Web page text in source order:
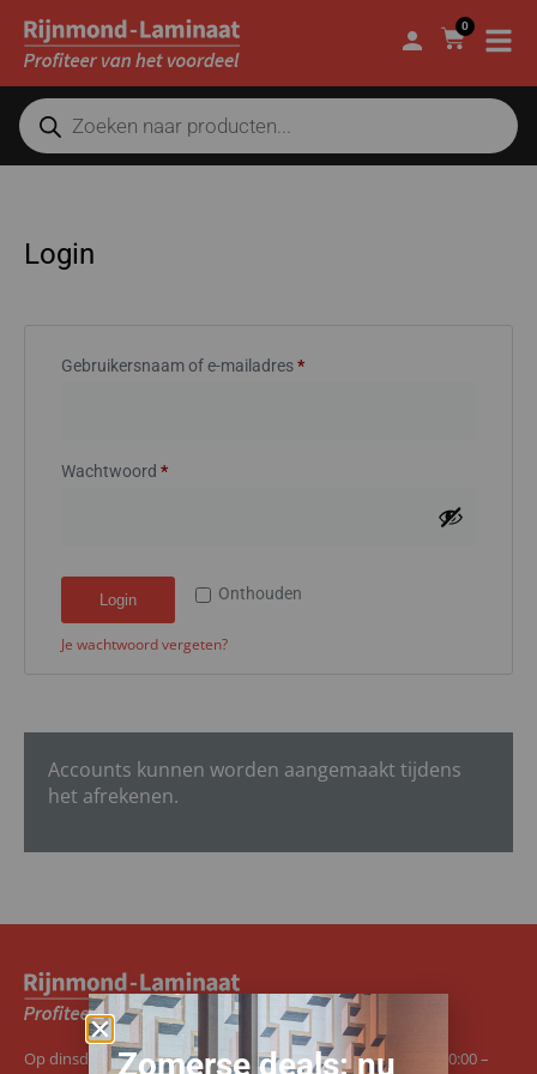
0
Login
Gebruikersnaam of e-mailadres*
Wachtwoord *
Onthouden
Login
Je wachtwoord vergeten?
Accounts kunnen worden aangemaakt tijdens
het afrekenen.
Op dinsdag en van donderdag tot en met zaterdag tussen 10:00 –
Zomerse deals: nu